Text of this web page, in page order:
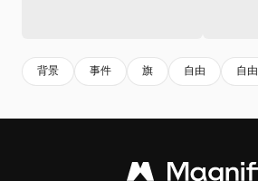
背景 事件 旗 自由 自由